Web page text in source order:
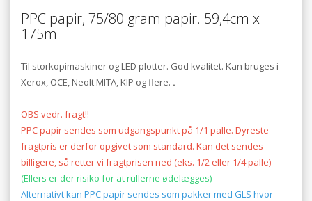
PPC papir, 75/80 gram papir. 59,4cm x
175m
Til storkopimaskiner og LED plotter. God kvalitet. Kan bruges i
Xerox, OCE, Neolt MITA, KIP og flere. .
OBS vedr. fragt!!
PPC papir sendes som udgangspunkt på 1/1 palle. Dyreste
fragtpris er derfor opgivet som standard. Kan det sendes
billigere, så retter vi fragtprisen ned (eks. 1/2 eller 1/4 palle)
(Ellers er der risiko for at rullerne ødelægges)
Alternativt kan PPC papir sendes som pakker med GLS hvor